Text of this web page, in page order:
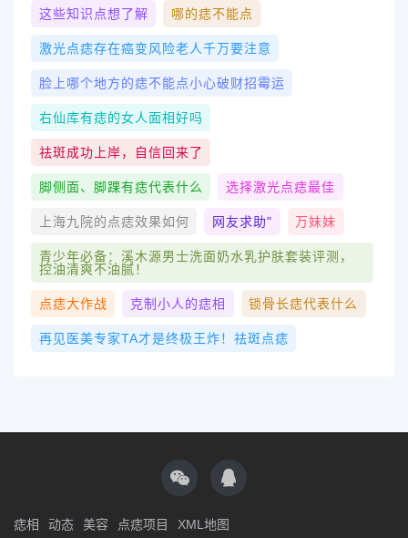
这些知识点想了解 哪的痣不能点
激光点痣存在癌变风险老人千万要注意
脸上哪个地方的痣不能点小心破财招霉运
右仙库有痣的女人面相好吗
祛斑成功上岸，自信回来了
脚侧面、脚踝有痣代表什么 选择激光点痣最佳
上海九院的点痣效果如何 网友求助" 万妹妹
青少年必备：溪木源男士洗面奶水乳护肤套装评测，
控油清爽不油腻！
点痣大作战 克制小人的痣相 锁骨长痣代表什么
再见医美专家TA才是终极王炸！祛斑点痣
痣相 动态 美容 点痣项目 XML地图